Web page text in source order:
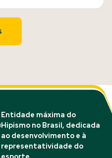
Entidade máxima do
Hipismo no Brasil, dedicada
ao desenvolvimento e à
representatividade do